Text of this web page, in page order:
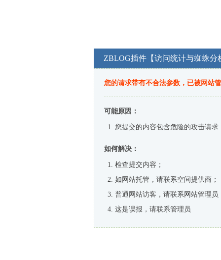
ZBLOG插件【访问统计与蜘蛛分
您的请求带有不合法参数，已被网站
可能原因：
您提交的内容包含危险的攻击请求
如何解决：
检查提交内容；
如网站托管，请联系空间提供商；
普通网站访客，请联系网站管理员
这是误报，请联系管理员